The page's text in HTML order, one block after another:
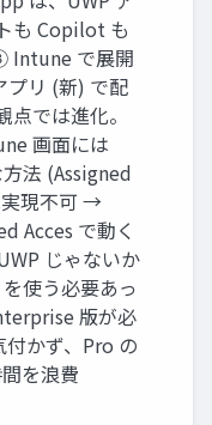
も Copilot も
Intune で展開
プリ (新) で配
では進化。
画面には
法 (Assigned
実現不可 →
Acces で動く
じゃないか
使う必要あっ
版が必
かず、Pro の
を浪費